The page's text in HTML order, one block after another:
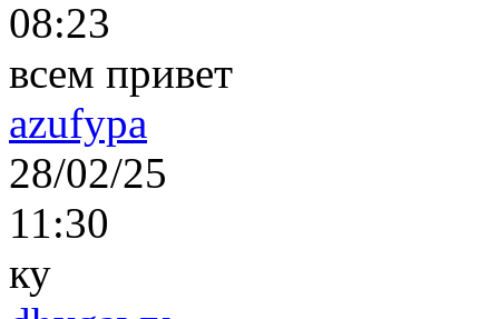
08:23
всем привет
azufypa
28/02/25
11:30
ку